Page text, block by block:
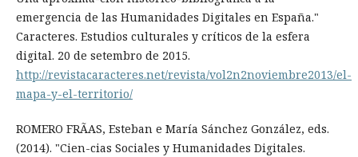
emergencia de las Humanidades Digitales en España."
Caracteres. Estudios culturales y críticos de la esfera
digital. 20 de setembro de 2015.
http://revistacaracteres.net/revista/vol2n2noviembre2013/el-
mapa-y-el-territorio/
ROMERO FRÃAS, Esteban e María Sánchez González, eds.
(2014). "Cien-cias Sociales y Humanidades Digitales.